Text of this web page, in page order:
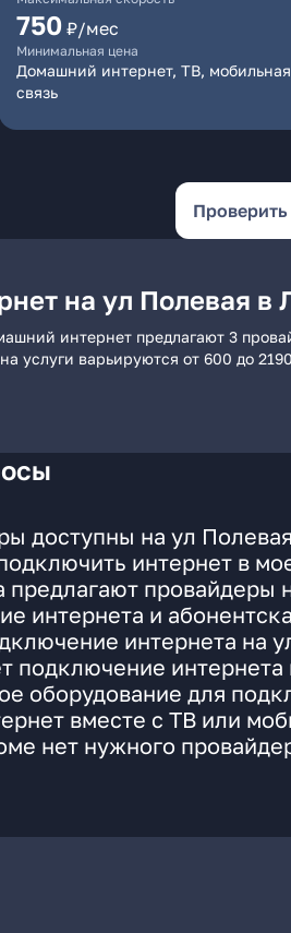
750 ₽/мес
Минимальная цена
Домашний интернет, ТВ, мобильная
связь
на ул Полевая в
интернет предлагают 3
услуги варьируются от 600 до
доступны на ул
интернет в
предлагают провайдеры
интернета и
интернета на
подключение интернета
оборудование для
вместе с ТВ или
нет нужного